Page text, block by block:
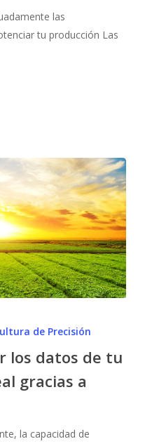
las
tu producción Las
de Precisión
los datos de tu
gracias a
la capacidad de